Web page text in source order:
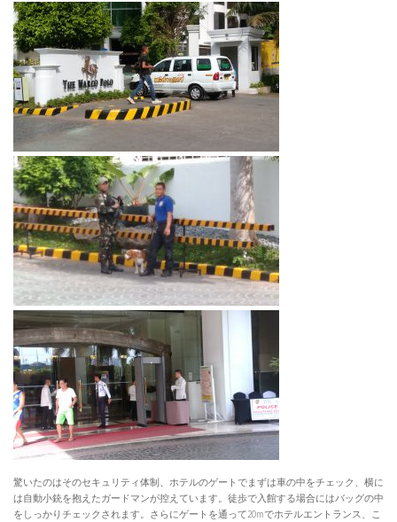
驚いたのはそのセキュリティ体制、ホテルのゲートでまずは車の中をチェック、横に
は自動小銃を抱えたガードマンが控えています。徒歩で入館する場合にはバッグの中
をしっかりチェックされます。さらにゲートを通って20mでホテルエントランス、こ